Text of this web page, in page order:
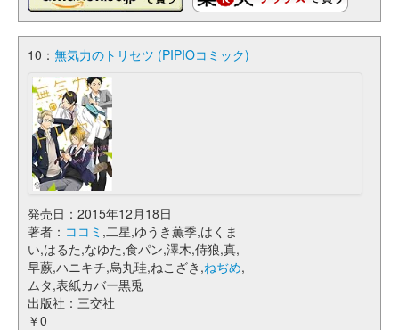
10： 無気力のトリセツ (PIPIOコミック)
発売日：2015年12月18日
著者： ココミ ,二星,ゆうき薫季,はくま
い,はるた,なゆた,食パン,澤木,侍狼,真,
早蕨,ハニキチ,烏丸珪,ねこざき,ねぢめ,
ムタ,表紙カバー黒兎
出版社：三交社
￥0